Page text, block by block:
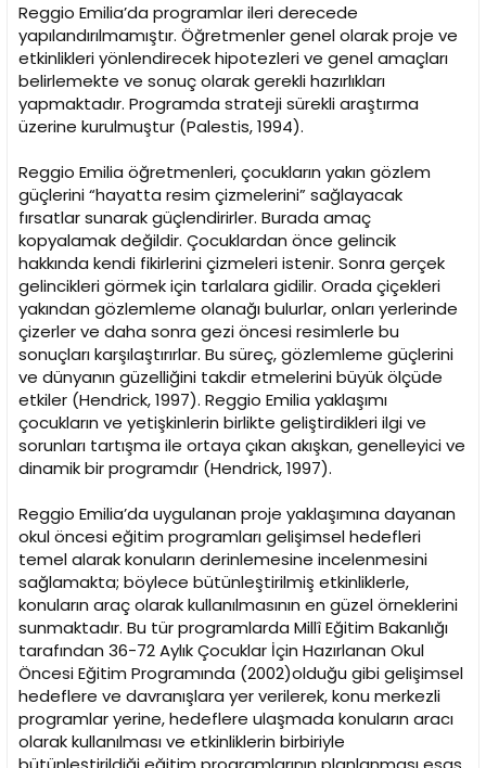
Reggio Emilia’da programlar ileri derecede
yapılandırılmamıştır. Öğretmenler genel olarak proje ve
etkinlikleri yönlendirecek hipotezleri ve genel amaçları
belirlemekte ve sonuç olarak gerekli hazırlıkları
yapmaktadır. Programda strateji sürekli araştırma
üzerine kurulmuştur (Palestis, 1994).
Reggio Emilia öğretmenleri, çocukların yakın gözlem
güçlerini “hayatta resim çizmelerini” sağlayacak
fırsatlar sunarak güçlendirirler. Burada amaç
kopyalamak değildir. Çocuklardan önce gelincik
hakkında kendi fikirlerini çizmeleri istenir. Sonra gerçek
gelincikleri görmek için tarlalara gidilir. Orada çiçekleri
yakından gözlemleme olanağı bulurlar, onları yerlerinde
çizerler ve daha sonra gezi öncesi resimlerle bu
sonuçları karşılaştırırlar. Bu süreç, gözlemleme güçlerini
ve dünyanın güzelliğini takdir etmelerini büyük ölçüde
etkiler (Hendrick, 1997). Reggio Emilia yaklaşımı
çocukların ve yetişkinlerin birlikte geliştirdikleri ilgi ve
sorunları tartışma ile ortaya çıkan akışkan, genelleyici ve
dinamik bir programdır (Hendrick, 1997).
Reggio Emilia’da uygulanan proje yaklaşımına dayanan
okul öncesi eğitim programları gelişimsel hedefleri
temel alarak konuların derinlemesine incelenmesini
sağlamakta; böylece bütünleştirilmiş etkinliklerle,
konuların araç olarak kullanılmasının en güzel örneklerini
sunmaktadır. Bu tür programlarda Millî Eğitim Bakanlığı
tarafından 36-72 Aylık Çocuklar İçin Hazırlanan Okul
Öncesi Eğitim Programında (2002)olduğu gibi gelişimsel
hedeflere ve davranışlara yer verilerek, konu merkezli
programlar yerine, hedeflere ulaşmada konuların aracı
olarak kullanılması ve etkinliklerin birbiriyle